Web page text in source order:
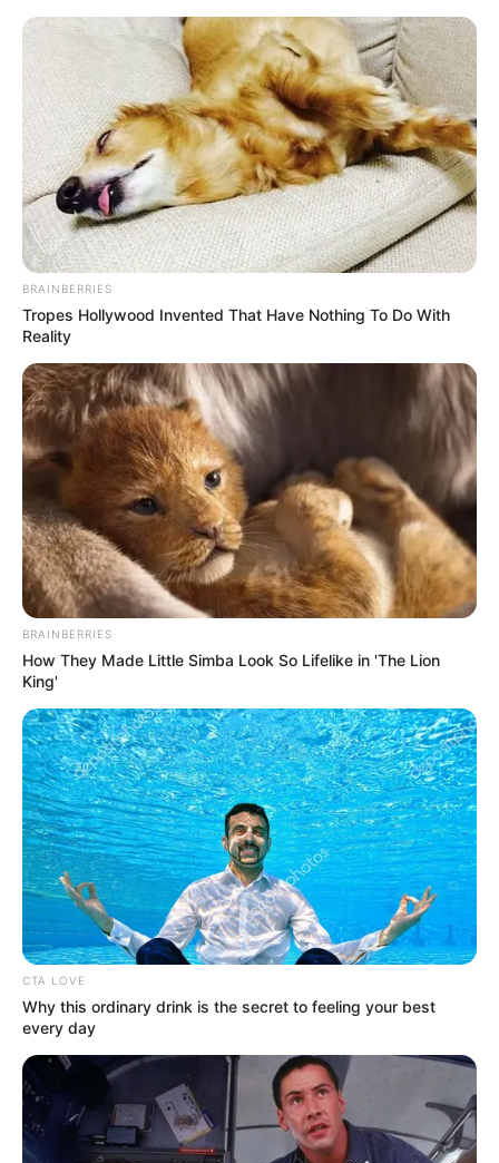
BRAINBERRIES
Tropes Hollywood Invented That Have Nothing To Do With
Reality
BRAINBERRIES
How They Made Little Simba Look So Lifelike in 'The Lion
King'
CTA LOVE
Why this ordinary drink is the secret to feeling your best
every day